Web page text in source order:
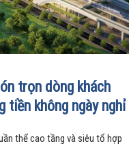
trọn dòng khách
tiền không ngày nghỉ
thể cao tầng và siêu tổ hợp